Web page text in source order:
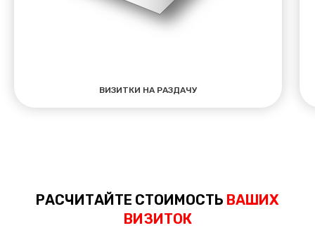
ВИЗИТКИ НА РАЗДАЧУ
РАСЧИТАЙТЕ СТОИМОСТЬ ВАШИХ
ВИЗИТОК